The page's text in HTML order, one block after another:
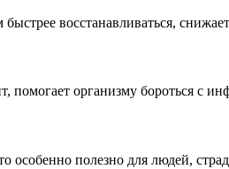
восстанавливаться,
помогает организму бороться с
особенно полезно для людей,